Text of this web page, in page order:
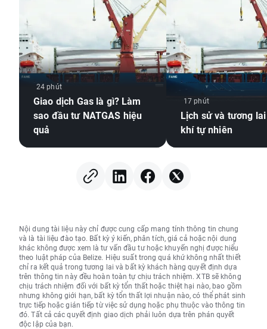
24 phút
Giao dịch Gas là gì? Làm
sao đầu tư NATGAS hiệu
quả
17 phút
Lịch sử và tương
khí tự nhiên
Nội dung tài liệu này chỉ được cung cấp mang tính thông tin chung
và là tài liệu đào tạo. Bất kỳ ý kiến, phân tích, giá cả hoặc nội dung
khác không được xem là tư vấn đầu tư hoặc khuyến nghị được hiểu
theo luật pháp của Belize. Hiệu suất trong quá khứ không nhất thiết
chỉ ra kết quả trong tương lai và bất kỳ khách hàng quyết định dựa
trên thông tin này đều hoàn toàn tự chịu trách nhiệm. XTB sẽ không
chịu trách nhiệm đối với bất kỳ tổn thất hoặc thiệt hại nào, bao gồm
nhưng không giới hạn, bất kỳ tổn thất lợi nhuận nào, có thể phát sinh
trực tiếp hoặc gián tiếp từ việc sử dụng hoặc phụ thuộc vào thông tin
đó. Tất cả các quyết định giao dịch phải luôn dựa trên phán quyết
độc lập của bạn.